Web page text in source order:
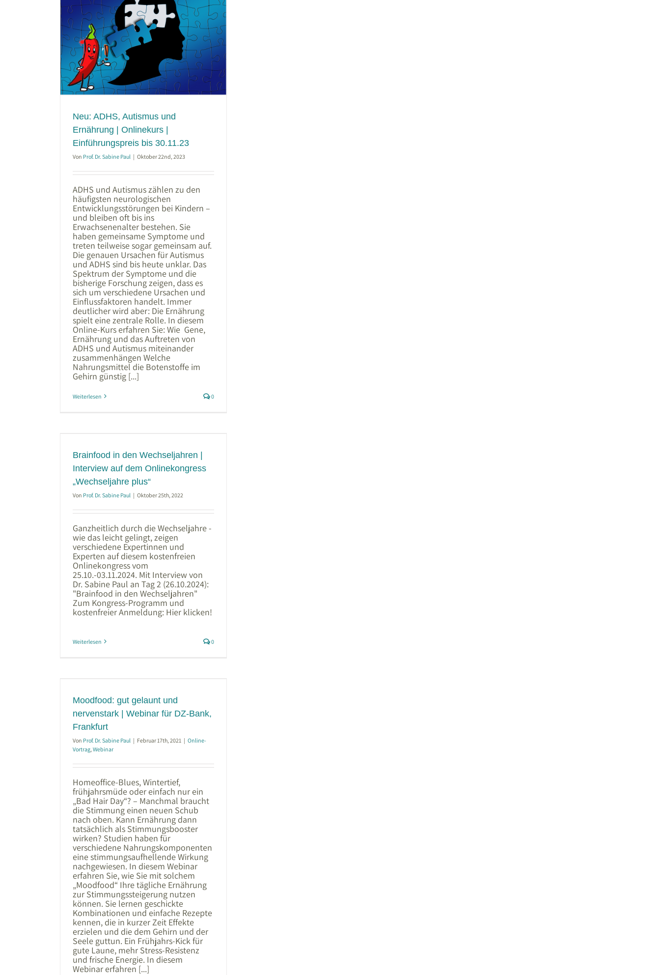
Neu: ADHS, Autismus und
Ernährung | Onlinekurs |
Einführungspreis bis 30.11.23
Von Prof. Dr. Sabine Paul | Oktober 22nd, 2023
ADHS und Autismus zählen zu den
häufigsten neurologischen
Entwicklungsstörungen bei Kindern –
und bleiben oft bis ins
Erwachsenenalter bestehen. Sie
haben gemeinsame Symptome und
treten teilweise sogar gemeinsam auf.
Die genauen Ursachen für Autismus
und ADHS sind bis heute unklar. Das
Spektrum der Symptome und die
bisherige Forschung zeigen, dass es
sich um verschiedene Ursachen und
Einflussfaktoren handelt. Immer
deutlicher wird aber: Die Ernährung
spielt eine zentrale Rolle. In diesem
Online-Kurs erfahren Sie: Wie Gene,
Ernährung und das Auftreten von
ADHS und Autismus miteinander
zusammenhängen Welche
Nahrungsmittel die Botenstoffe im
Gehirn günstig [...]
Weiterlesen 0
Brainfood in den Wechseljahren |
Interview auf dem Onlinekongress
„Wechseljahre plus“
Von Prof. Dr. Sabine Paul | Oktober 25th, 2022
Ganzheitlich durch die Wechseljahre -
wie das leicht gelingt, zeigen
verschiedene Expertinnen und
Experten auf diesem kostenfreien
Onlinekongress vom
25.10.-03.11.2024. Mit Interview von
Dr. Sabine Paul an Tag 2 (26.10.2024):
"Brainfood in den Wechseljahren"
Zum Kongress-Programm und
kostenfreier Anmeldung: Hier klicken!
Weiterlesen 0
Moodfood: gut gelaunt und
nervenstark | Webinar für DZ-Bank,
Frankfurt
Von Prof. Dr. Sabine Paul | Februar 17th, 2021 | Online-
Vortrag, Webinar
Homeoffice-Blues, Wintertief,
frühjahrsmüde oder einfach nur ein
„Bad Hair Day“? – Manchmal braucht
die Stimmung einen neuen Schub
nach oben. Kann Ernährung dann
tatsächlich als Stimmungsbooster
wirken? Studien haben für
verschiedene Nahrungskomponenten
eine stimmungsaufhellende Wirkung
nachgewiesen. In diesem Webinar
erfahren Sie, wie Sie mit solchem
„Moodfood“ Ihre tägliche Ernährung
zur Stimmungssteigerung nutzen
können. Sie lernen geschickte
Kombinationen und einfache Rezepte
kennen, die in kurzer Zeit Effekte
erzielen und die dem Gehirn und der
Seele guttun. Ein Frühjahrs-Kick für
gute Laune, mehr Stress-Resistenz
und frische Energie. In diesem
Webinar erfahren [...]